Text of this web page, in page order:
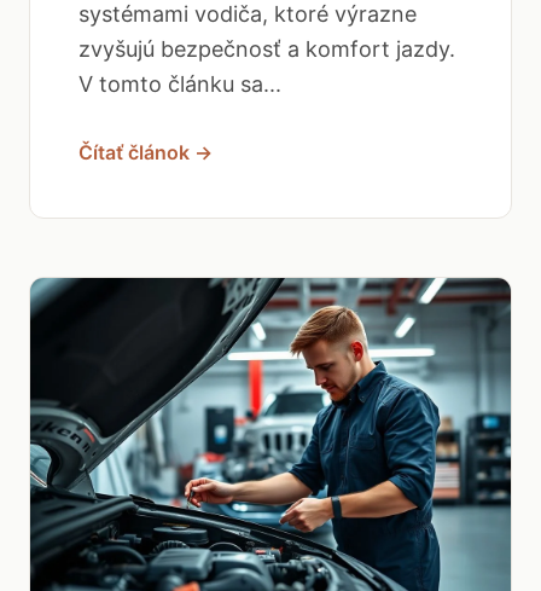
systémami vodiča, ktoré výrazne
zvyšujú bezpečnosť a komfort jazdy.
V tomto článku sa...
Čítať článok →